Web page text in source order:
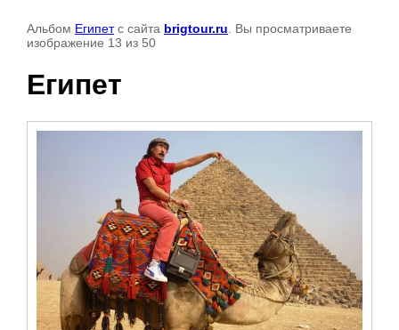
Альбом Египетс сайта brigtour.ru . Вы просматриваете
изображение 13 из 50
Египет